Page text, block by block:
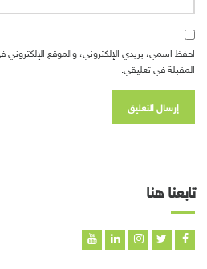
احفظ اسمي، بريدي الإلكتروني، والموقع
المقبلة في تعليقي.
تابعنا هنا